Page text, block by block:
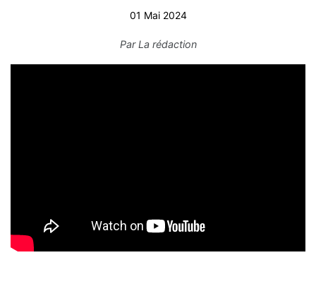
01 Mai 2024
ParLa rédaction